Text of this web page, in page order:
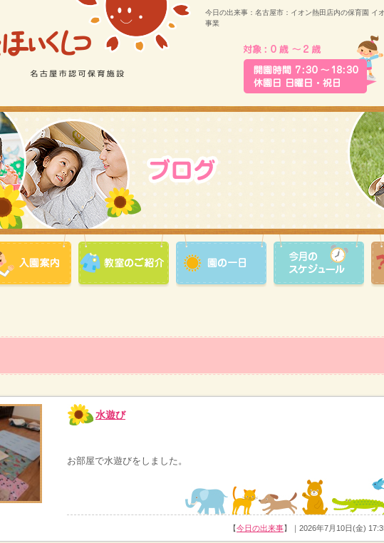
今日の出来事：名古屋市：イオン熱田店内の保育園 イ
事業
水遊び
お部屋で水遊びをしました。
【今日の出来事】｜2026年7月10日(金)